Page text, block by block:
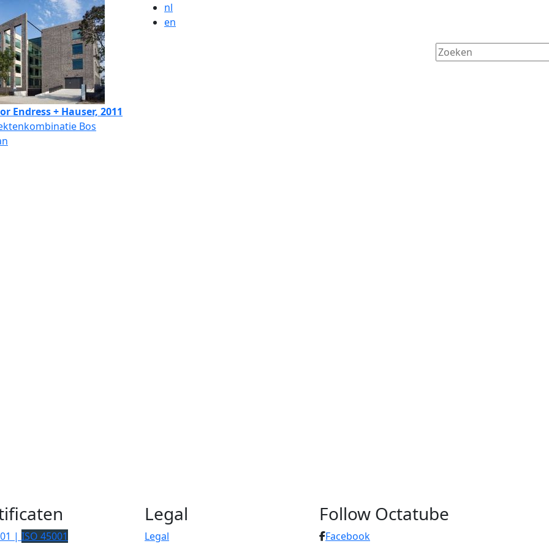
nl
en
Endress + Hauser, 2011
Bos
| ISO 45001
Legal
Legal
Follow Octatube
Facebook